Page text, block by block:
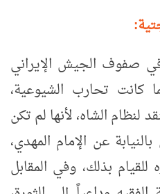
في صفوف الجيش الإيراني
كانت تحارب الشيوعية،
لنظام الشاه، لأنها لم تكن
عن الإمام المهدي،
بذلك، وفي المقابل